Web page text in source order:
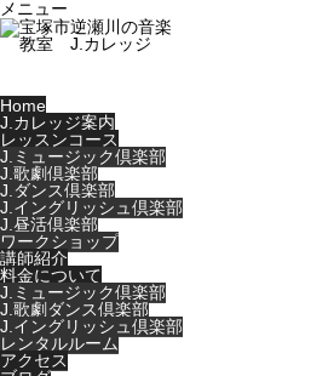
メニュー
Home
J.カレッジ案内
レッスンコース
J.ミュージック倶楽部
J.歌劇倶楽部
J.ダンス倶楽部
J.イングリッシュ倶楽部
J.昼活倶楽部
ワークショップ
講師紹介
料金について
J.ミュージック倶楽部
J.歌劇ダンス倶楽部
J.イングリッシュ倶楽部
レンタルルーム
アクセス